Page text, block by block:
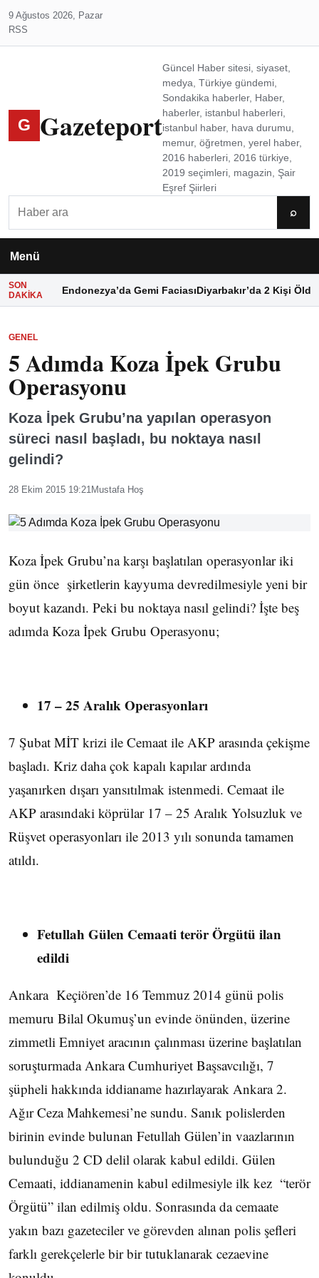
9 Ağustos 2026, Pazar
RSS
G Gazeteport
Güncel Haber sitesi, siyaset,
medya, Türkiye gündemi,
Sondakika haberler, Haber,
haberler, istanbul haberleri,
istanbul haber, hava durumu,
memur, öğretmen, yerel haber,
2016 haberleri, 2016 türkiye,
2019 seçimleri, magazin, Şair
Eşref Şiirleri
⌕
Menü
SON
DAKIKA
Endonezya’da Gemi FaciasıDiyarbakır’da 2 Kişi Öldü
GENEL
5 Adımda Koza İpek Grubu
Operasyonu
Koza İpek Grubu’na yapılan operasyon
süreci nasıl başladı, bu noktaya nasıl
gelindi?
28 Ekim 2015 19:21Mustafa Hoş
Koza İpek Grubu’na karşı başlatılan operasyonlar iki
gün önce şirketlerin kayyuma devredilmesiyle yeni bir
boyut kazandı. Peki bu noktaya nasıl gelindi? İşte beş
adımda Koza İpek Grubu Operasyonu;
17 – 25 Aralık Operasyonları
7 Şubat MİT krizi ile Cemaat ile AKP arasında çekişme
başladı. Kriz daha çok kapalı kapılar ardında
yaşanırken dışarı yansıtılmak istenmedi. Cemaat ile
AKP arasındaki köprülar 17 – 25 Aralık Yolsuzluk ve
Rüşvet operasyonları ile 2013 yılı sonunda tamamen
atıldı.
Fetullah Gülen Cemaati terör Örgütü ilan
edildi
Ankara Keçiören’de 16 Temmuz 2014 günü polis
memuru Bilal Okumuş’un evinde önünden, üzerine
zimmetli Emniyet aracının çalınması üzerine başlatılan
soruşturmada Ankara Cumhuriyet Başsavcılığı, 7
şüpheli hakkında iddianame hazırlayarak Ankara 2.
Ağır Ceza Mahkemesi’ne sundu. Sanık polislerden
birinin evinde bulunan Fetullah Gülen’in vaazlarının
bulunduğu 2 CD delil olarak kabul edildi. Gülen
Cemaati, iddianamenin kabul edilmesiyle ilk kez “terör
Örgütü” ilan edilmiş oldu. Sonrasında da cemaate
yakın bazı gazeteciler ve görevden alınan polis şefleri
farklı gerekçelerle bir bir tutuklanarak cezaevine